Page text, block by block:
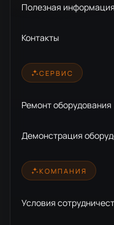
Полезная информация
Контакты
СЕРВИС
Ремонт оборудования
Демонстрация
КОМПАНИЯ
Условия